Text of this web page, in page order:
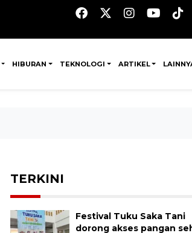
HIBURAN TEKNOLOGI ARTIKEL
TERKINI
Festival Tuku Saka Tani
dorong akses pangan